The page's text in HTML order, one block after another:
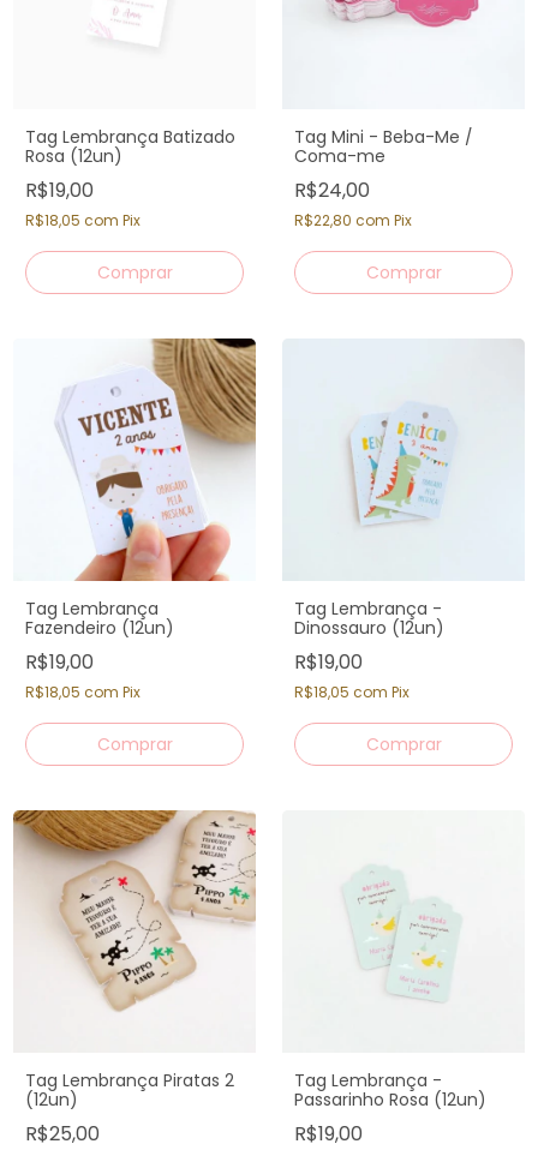
Tag Lembrança Batizado
Rosa (12un)
R$19,00
R$18,05 com Pix
Tag Mini - Beba-Me /
Coma-me
R$24,00
R$22,80 com Pix
Tag Lembrança
Fazendeiro (12un)
R$19,00
R$18,05 com Pix
Tag Lembrança -
Dinossauro (12un)
R$19,00
R$18,05 com Pix
Tag Lembrança Piratas 2
(12un)
R$25,00
Tag Lembrança -
Passarinho Rosa (12un)
R$19,00